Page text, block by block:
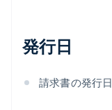
発行日
請求書の発行日